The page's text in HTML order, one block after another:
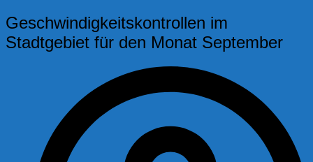
Geschwindigkeitskontrollen im
Stadtgebiet für den Monat September